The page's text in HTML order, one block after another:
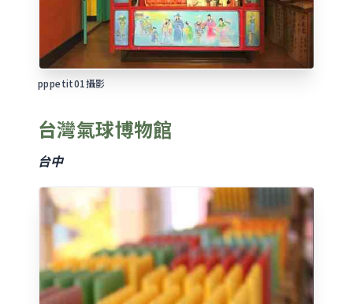
pppetit01攝影
台灣氣球博物館
台中